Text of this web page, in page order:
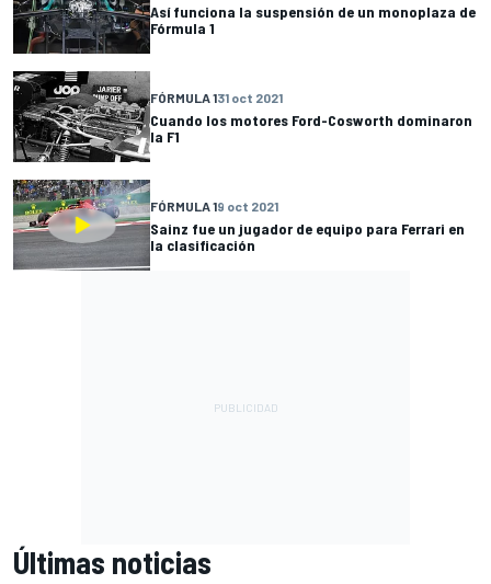
Así funciona la suspensión de un monoplaza de
Fórmula 1
FÓRMULA 131 oct 2021
Cuando los motores Ford-Cosworth dominaron
la F1
FÓRMULA 19 oct 2021
Sainz fue un jugador de equipo para Ferrari en
la clasificación
Últimas noticias